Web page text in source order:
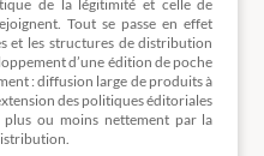
de la légitimité et celle de
Tout se passe en effet
et les structures de distribution
d’une édition de poche
: diffusion large de produits à
des politiques éditoriales
ou moins nettement par la